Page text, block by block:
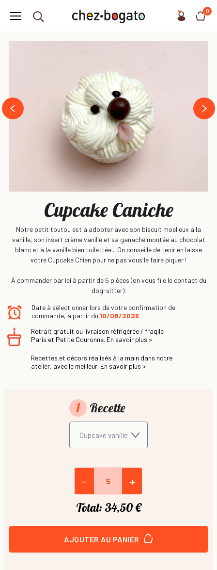
0
prev
next
Cupcake Caniche
Notre petit toutou est à adopter avec son biscuit moelleux à la
vanille, son insert crème vanille et sa ganache montée au chocolat
blanc et à la vanille bien toilettée... On conseille de tenir en laisse
votre Cupcake Chien pour ne pas vous le faire piquer !
À commander par ici à partir de 5 pièces (on vous file le contact du
dog-sitter).
Date à sélectionner lors de votre confirmation de
commande, à partir du 10/08/2026
Retrait gratuit ou livraison réfrigérée / fragile
Paris et Petite Couronne. En savoir plus >
Recettes et décors réalisés à la main dans notre
atelier, avec le meilleur. En savoir plus >
1 Recette
- +
Total: 34,50 €
AJOUTER AU PANIER